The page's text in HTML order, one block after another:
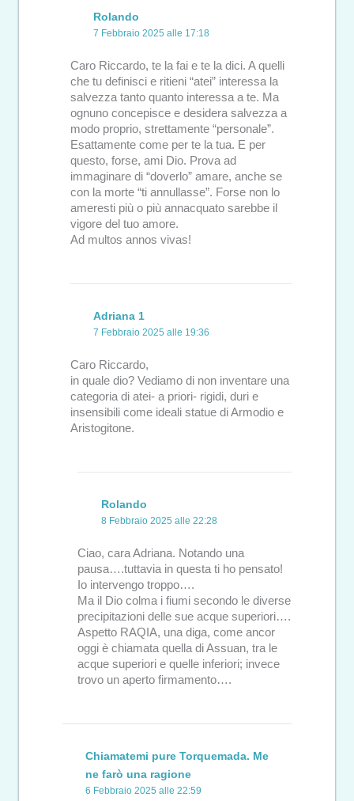
Rolando
7 Febbraio 2025 alle 17:18
Caro Riccardo, te la fai e te la dici. A quelli
che tu definisci e ritieni “atei” interessa la
salvezza tanto quanto interessa a te. Ma
ognuno concepisce e desidera salvezza a
modo proprio, strettamente “personale”.
Esattamente come per te la tua. E per
questo, forse, ami Dio. Prova ad
immaginare di “doverlo” amare, anche se
con la morte “ti annullasse”. Forse non lo
ameresti più o più annacquato sarebbe il
vigore del tuo amore.
Ad multos annos vivas!
Adriana 1
7 Febbraio 2025 alle 19:36
Caro Riccardo,
in quale dio? Vediamo di non inventare una
categoria di atei- a priori- rigidi, duri e
insensibili come ideali statue di Armodio e
Aristogitone.
Rolando
8 Febbraio 2025 alle 22:28
Ciao, cara Adriana. Notando una
pausa….tuttavia in questa ti ho pensato!
Io intervengo troppo….
Ma il Dio colma i fiumi secondo le diverse
precipitazioni delle sue acque superiori….
Aspetto RAQIA, una diga, come ancor
oggi è chiamata quella di Assuan, tra le
acque superiori e quelle inferiori; invece
trovo un aperto firmamento….
Chiamatemi pure Torquemada. Me
ne farò una ragione
6 Febbraio 2025 alle 22:59